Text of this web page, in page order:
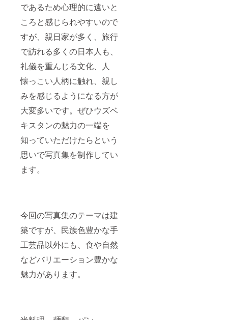
であるため心理的に遠いと
ころと感じられやすいので
すが、親日家が多く、旅行
で訪れる多くの日本人も、
礼儀を重んじる文化、人
懐っこい人柄に触れ、親し
みを感じるようになる方が
大変多いです。ぜひウズベ
キスタンの魅力の一端を
知っていただけたらという
思いで写真集を制作してい
ます。
今回の写真集のテーマは建
築ですが、民族色豊かな手
工芸品以外にも、食や自然
などバリエーション豊かな
魅力があります。